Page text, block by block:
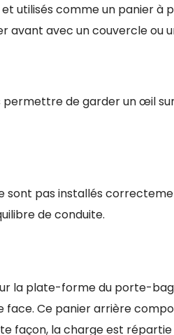
comme un panier à
avec un couvercle ou
permettre de garder un œil
sont pas installés
de conduite.
la plate-forme du porte-
Ce panier arrière
façon, la charge est